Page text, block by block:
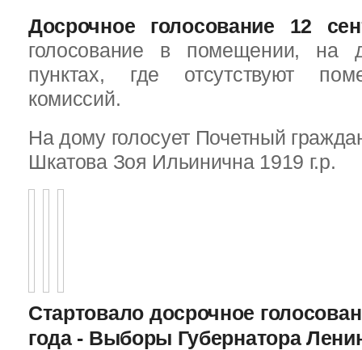
Досрочное голосование 12
голосование в помещении, на
пунктах, где отсутствуют
комиссий.
На дому голосует Почетный
Шкатова Зоя Ильинична 1919 г.р.
Стартовало досрочное
года - Выборы Губернатора